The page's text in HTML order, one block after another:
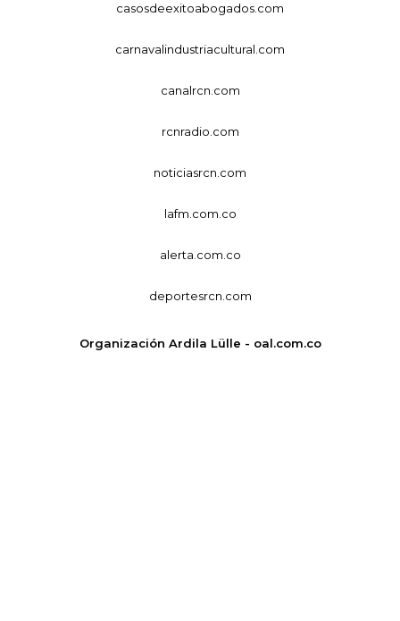
casosdeexitoabogados.com
carnavalindustriacultural.com
canalrcn.com
rcnradio.com
noticiasrcn.com
lafm.com.co
alerta.com.co
deportesrcn.com
Organización Ardila Lülle - oal.com.co